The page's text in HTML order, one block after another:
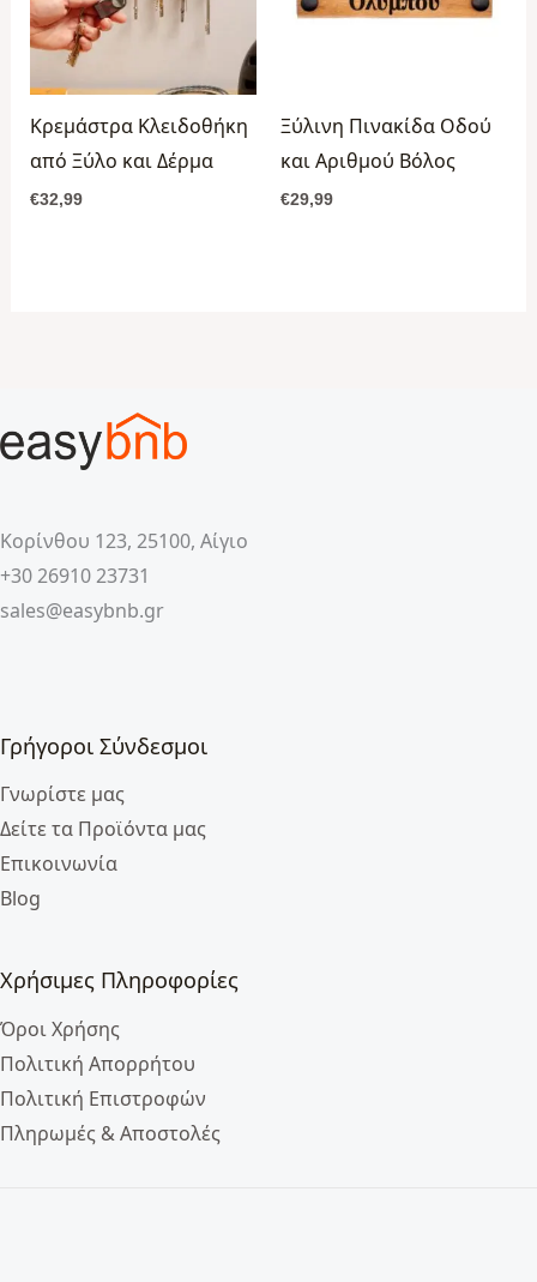
Κρεμάστρα Κλειδοθήκη
από Ξύλο και Δέρμα
€32,99
Ξύλινη Πινακίδα Οδού
και Αριθμού Βόλος
€29,99
Κορίνθου 123, 25100, Αίγιο
+30 26910 23731
sales@easybnb.gr
Γρήγοροι Σύνδεσμοι
Γνωρίστε μας
Δείτε τα Προϊόντα μας
Επικοινωνία
Blog
Χρήσιμες Πληροφορίες
Όροι Χρήσης
Πολιτική Απορρήτου
Πολιτική Επιστροφών
Πληρωμές & Αποστολές